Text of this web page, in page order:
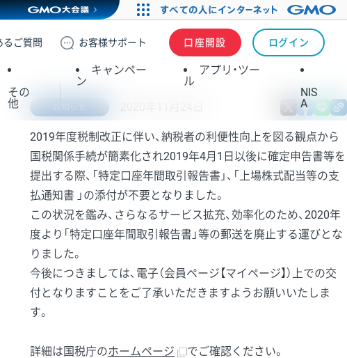
る ご質問 お客様サポート 口座開設 ログイン
その
他
キャンペー
ン
アプリ・ツー
ル
NIS
A
X
2019年度税制改正に伴い、納税者の利便性向上を図る観点から
国税関係手続が簡素化され2019年4月1日以後に確定申告書等を
提出する際、「特定口座年間取引報告書」、「上場株式配当等の支
払通知書 」の添付が不要となりました。
この状況を鑑み、さらなるサービス拡充、効率化のため、2020年
度より「特定口座年間取引報告書」等の郵送を廃止する運びとな
りました。
今後につきましては、電子（会員ページ【マイページ】）上での交
付となりますことをご了承いただきますようお願いいたしま
す。
詳細は国税庁のホームページ でご確認ください。